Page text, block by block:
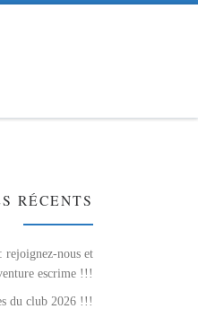
RÉCENTS
rejoignez-nous et
escrime !!!
du club 2026 !!!